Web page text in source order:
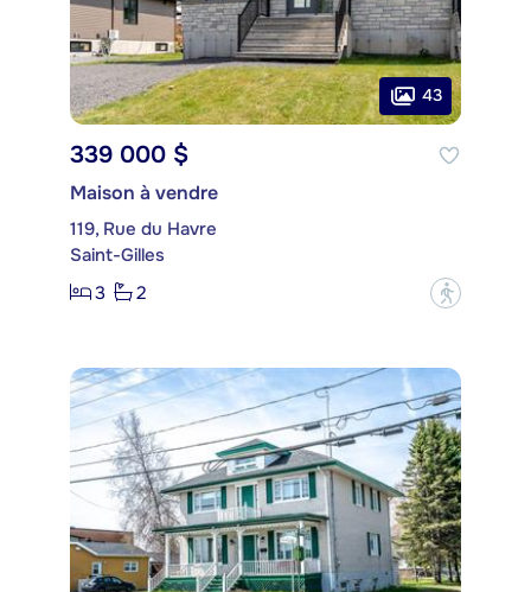
43
339 000 $
Maison à vendre
119, Rue du Havre
Saint-Gilles
3
2 ?